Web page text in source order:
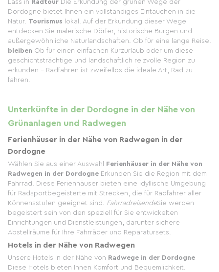
Lass in Radtour Die Erkundung der grünen Wege der
Dordogne bietet Ihnen ein vollständiges Eintauchen in die
Natur. Tourismus lokal. Auf der Erkundung dieser Wege
entdecken Sie malerische Dörfer, historische Burgen und
außergewöhnliche Naturlandschaften. Ob für eine lange Reise.
bleiben Ob für einen einfachen Kurzurlaub oder um diese
geschichtsträchtige und landschaftlich reizvolle Region zu
erkunden – Radfahren ist zweifellos die ideale Art, Rad zu
fahren.
Unterkünfte in der Dordogne in der Nähe von
Grünanlagen und Radwegen
Ferienhäuser in der Nähe von Radwegen in der
Dordogne
Wählen Sie aus einer Auswahl
Ferienhäuser in der Nähe von
Radwegen in der Dordogne Erkunden Sie die Region mit dem
Fahrrad. Diese Ferienhäuser bieten eine idyllische Umgebung
für Radsportbegeisterte mit Strecken, die für Radfahrer aller
Könnensstufen geeignet sind. FahrradreisendeSie werden
begeistert sein von den speziell für Sie entwickelten
Einrichtungen und Dienstleistungen, darunter sichere
Abstellräume für Ihre Fahrräder und Reparatursets.
Hotels in der Nähe von Radwegen
Unsere Hotels in der Nähe von Radwege in der Dordogne
Diese Hotels bieten Ihnen Komfort und Bequemlichkeit.